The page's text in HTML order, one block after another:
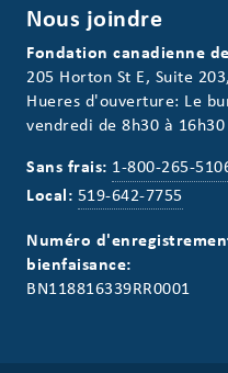
Nous joindre
Fondation canadienne
205 Horton St E, Suite
Hueres d'ouverture: Le
vendredi de 8h30 à 16h30
Sans frais: 1-800-265-
Local: 519-642-7755
Numéro
bienfaisance:
BN118816339RR0001